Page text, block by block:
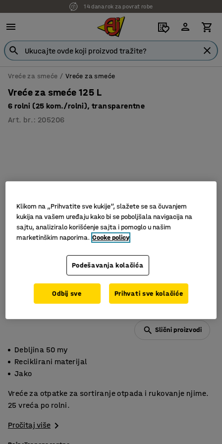
14 dana rok za povrat robe
Vreće za smeće Vreće za smeće
Vreće za smeće 125 L
6 rolni (25 kom./rolni), transparentne
Art. br. : 205206
Slični proizvodi
Debljina 50 my
Reciklirani materijal
Jako
Vreće za otpatke za sortiranje otpada i rukovanje njime.
25 vreća po rolni.
Pročitaj više
Klikom na „Prihvatite sve kukije“, slažete se sa čuvanjem
kukija na vašem uređaju kako bi se poboljšala navigacija na
sajtu, analiziralo korišćenje sajta i pomoglo u našim
marketinškim naporima. Cooke policy
Podešavanja kolačića
Odbij sve Prihvati sve kolačiće